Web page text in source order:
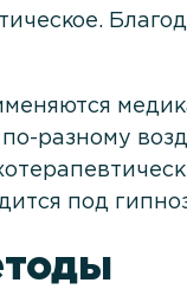
разному
под